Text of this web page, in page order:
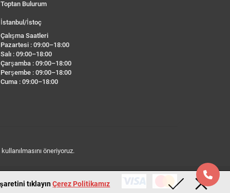
Toptan Bulurum
İstanbul/İstoç
Çalışma Saatleri
Pazartesi : 09:00–18:00
Salı : 09:00–18:00
Çarşamba : 09:00–18:00
Perşembe : 09:00–18:00
Cuma : 09:00–18:00
öneriyoruz.
tıklayınÇerez Politikamız